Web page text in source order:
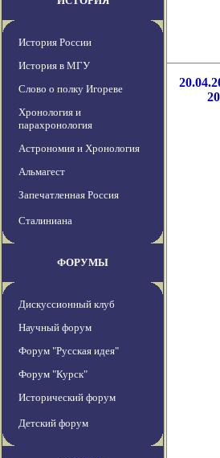
История России
История в МГУ
Слово о полку Игореве
Хронология и
парахронология
Астрономия и Хронология
Альмагест
Запечатленная Россия
Сталиниана
ФОРУМЫ
Дискуссионный клуб
Научный форум
Форум "Русская идея"
Форум "Курск"
Исторический форум
Детский форум